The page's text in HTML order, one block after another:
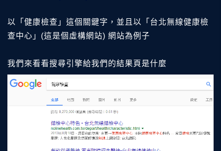
以「健康檢查」這個關鍵字，並且以「台北無線健康檢
查中心」(這是個虛構網站) 網站為例子
我們來看看搜尋引擎給我們的結果頁是什麼